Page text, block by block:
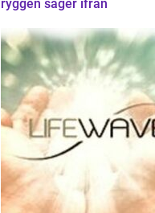
ryggen säger ifrån